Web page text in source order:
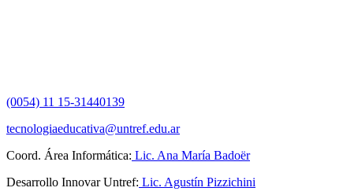
(0054) 11 15-31440139
tecnologiaeducativa@untref.edu.ar
Coord. Área Informática: Lic. Ana María Badoër
Desarrollo Innovar Untref: Lic. Agustín Pizzichini